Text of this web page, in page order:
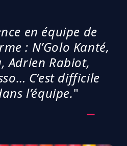
en équipe de
: N’Golo Kanté,
Adrien Rabiot,
C’est difficile
l’équipe."